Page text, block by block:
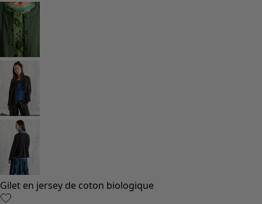
Gilet en jersey de coton biologique